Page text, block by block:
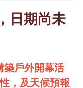
日期尚未
戶外開幕活
，及天候預報